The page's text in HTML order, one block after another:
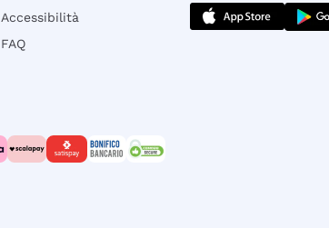
Accessibilità
FAQ